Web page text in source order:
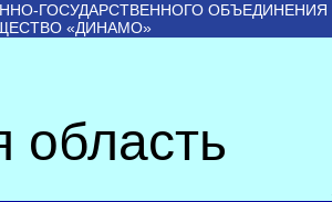
ГОСУДАРСТВЕННОГО ОБЪЕДИНЕНИЯ
«ДИНАМО»
область